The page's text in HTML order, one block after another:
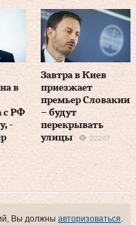
в
с РФ
-
Завтра в Киев
приезжает
премьер Словакии
– будут
перекрывать
улицы
22207
Вы должны авторизоваться.